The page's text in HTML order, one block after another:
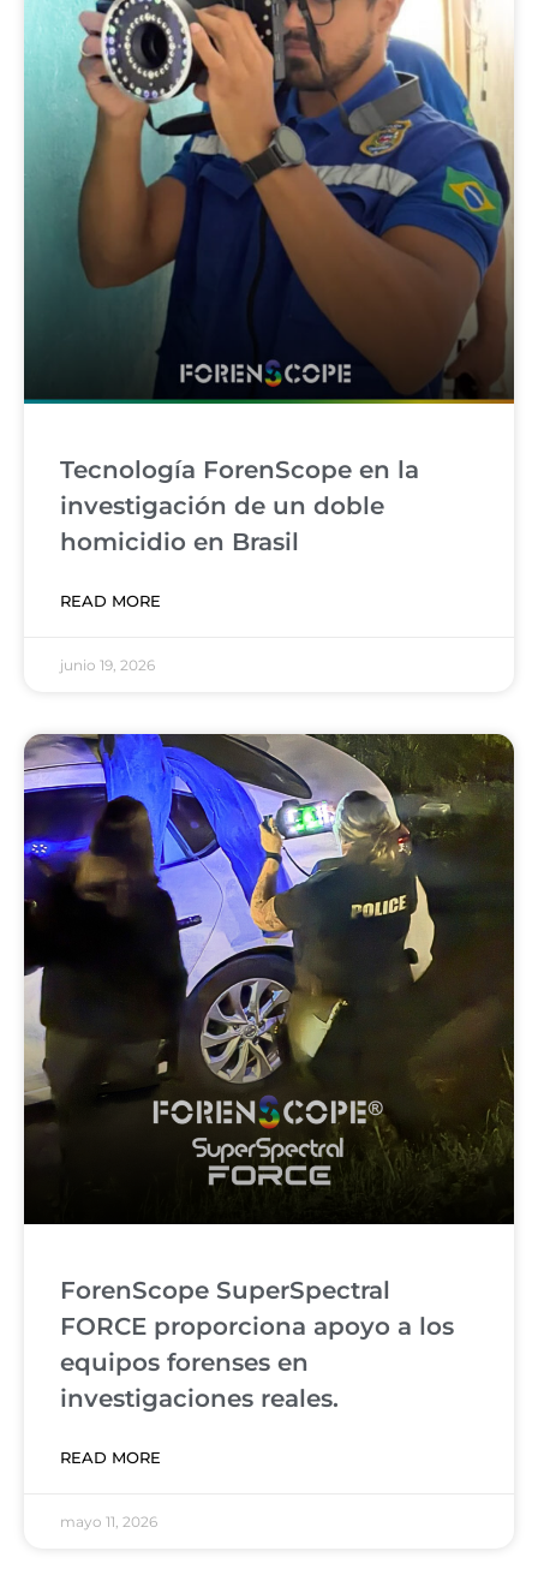
Tecnología ForenScope en la
investigación de un doble
homicidio en Brasil
READ MORE
junio 19, 2026
ForenScope SuperSpectral
FORCE proporciona apoyo a los
equipos forenses en
investigaciones reales.
READ MORE
mayo 11, 2026